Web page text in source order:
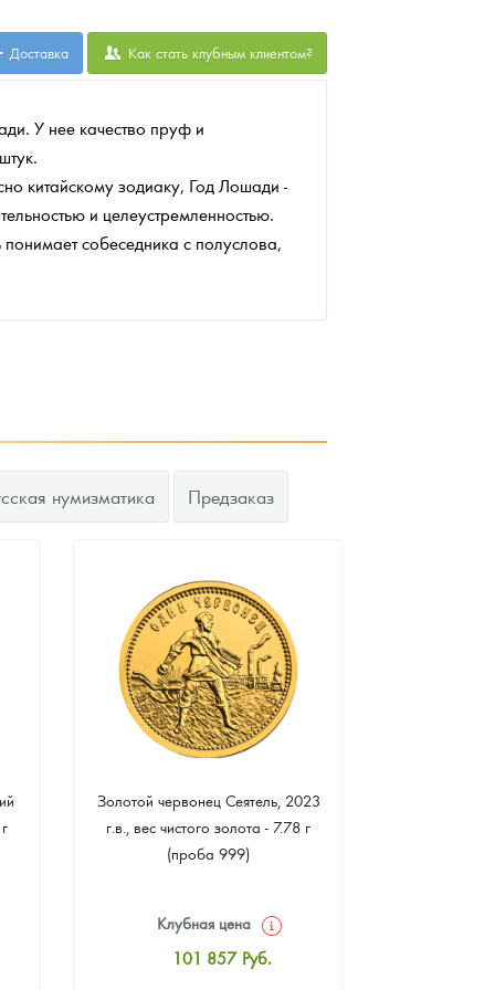
Доставка Как стать клубным клиентом?
У нее качество пруф и
китайскому зодиаку, Год Лошади -
и целеустремленностью.
собеседника с полуслова,
нумизматика Предзаказ
Золотой червонец Сеятель, 2023
г.в., вес чистого золота - 7.78 г
(проба 999)
Клубная цена
101 857 Руб.